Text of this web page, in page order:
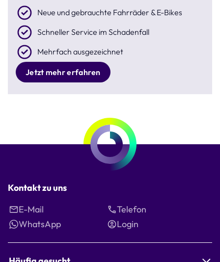
Neue und gebrauchte Fahrräder & E-Bikes
Schneller Service im Schadenfall
Mehrfach ausgezeichnet
Jetzt mehr erfahren
Kontakt zu uns
E-Mail
Telefon
WhatsApp
Login